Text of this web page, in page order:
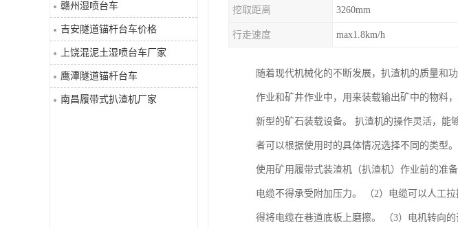
大坡度用履带扒渣机≤32度
隧道锚杆台车
混泥土湿喷台车
赣州湿喷台车
吉安隧道锚杆台车价格
上饶混泥土湿喷台车厂家
鹰潭隧道锚杆台车
南昌履带式扒渣机厂家
挖取距离 3260mm
行走速度 max1.8km/h
随着现代机械化的不断发展，扒渣机的质量和
作业和矿井作业中，用来装载输出矿中的物料
新型的矿石装载设备。 扒渣机的操作灵活，能
者可以根据使用时的具体情况选择不同的类型。
使用矿用履带式装渣机（扒渣机）作业前的准
电缆不得承受附加压力。 （2）电缆可以人工
得将电缆在巷道底板上磨擦。 （3）电机转向